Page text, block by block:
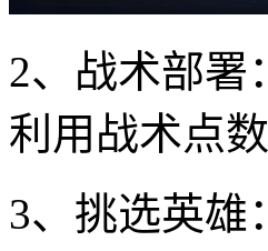
2、战术部署
利用战术点
3、挑选英雄